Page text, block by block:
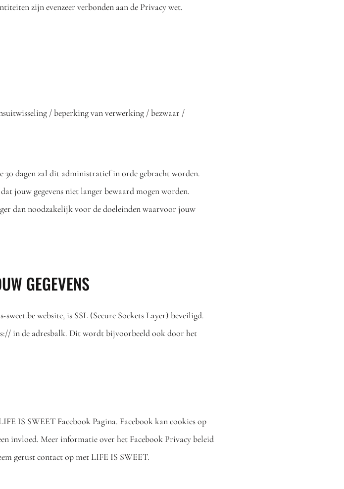
zijn evenzeer verbonden aan de Privacy wet.
/ beperking van verwerking / bezwaar /
30 dagen zal dit administratief in orde gebracht worden.
jouw gegevens niet langer bewaard mogen worden.
dan noodzakelijk voor de doeleinden waarvoor jouw
GEGEVENS
website, is SSL (Secure Sockets Layer) beveiligd.
in de adresbalk. Dit wordt bijvoorbeeld ook door het
IS SWEET Facebook Pagina. Facebook kan cookies op
invloed. Meer informatie over het Facebook Privacy beleid
gerust contact op met LIFE IS SWEET.